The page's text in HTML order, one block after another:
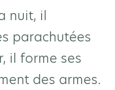
nuit, il
parachutées
il forme ses
des armes.